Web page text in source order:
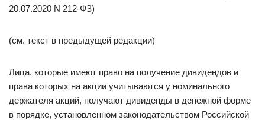
20.07.2020 N 212-ФЗ)
(см. текст в предыдущей редакции)
Лица, которые имеют право на получение дивидендов и
права которых на акции учитываются у номинального
держателя акций, получают дивиденды в денежной форме
в порядке, установленном законодательством Российской